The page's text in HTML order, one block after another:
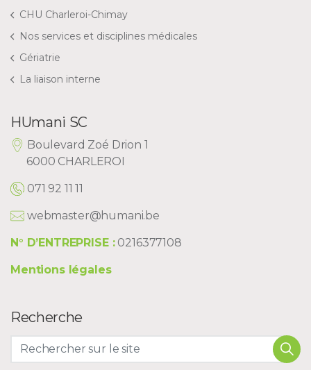
CHU Charleroi-Chimay
Nos services et disciplines médicales
Gériatrie
La liaison interne
HUmani SC
Boulevard Zoé Drion 1
6000 CHARLEROI
071 92 11 11
webmaster@humani.be
N° D’ENTREPRISE :0216377108
Mentions légales
Recherche